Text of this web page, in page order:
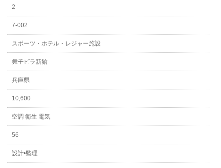
2
7-002
スポーツ・ホテル・レジャー施設
舞子ビラ新館
兵庫県
10,600
空調 衛生 電気
56
設計•監理